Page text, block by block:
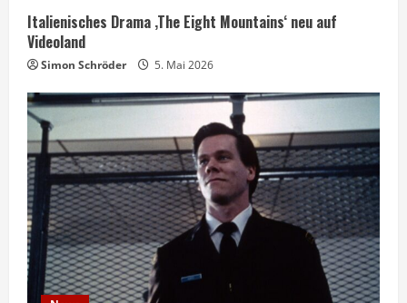
Italienisches Drama ‚The Eight Mountains‘ neu auf
Videoland
Simon Schröder 5. Mai 2026